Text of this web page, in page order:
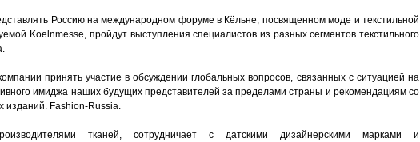
Россию на международном форуме в Кёльне, посвященном моде и текстильной
Koelnmesse, пройдут выступления специалистов из разных сегментов текстильного
принять участие в обсуждении глобальных вопросов, связанных с ситуацией на
имиджа наших будущих представителей за пределами страны и рекомендациям со
изданий. Fashion-Russia.
тканей, сотрудничает с датскими дизайнерскими марками и